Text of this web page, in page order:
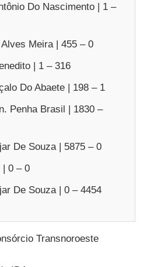
Do Nascimento | 1 –
Meira | 455 – 0
| 1 – 316
Do Abaete | 198 – 1
Penha Brasil | 1830 –
De Souza | 5875 – 0
| 0 – 0
De Souza | 0 – 4454
Transnoroeste